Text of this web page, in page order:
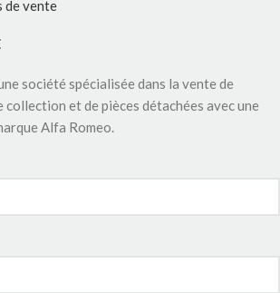
de vente
société spécialisée dans la vente de
et de pièces détachées avec une
Alfa Romeo.